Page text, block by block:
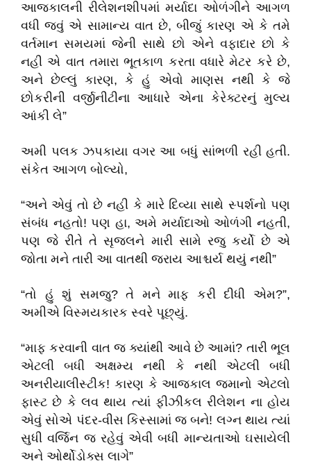
આજકાલની રીલેશનશીપમાં મર્યાદા ઓળંગીને આગળ
વધી જવું એ સામાન્ય વાત છે, બીજું કારણ એ કે તમે
વર્તમાન સમયમાં જેની સાથે છો એને વફાદાર છો કે
નહી એ વાત તમારા ભૂતકાળ કરતા વધારે મેટર કરે છે,
અને છેલ્લું કારણ, કે હું એવો માણસ નથી કે જે
છોકરીની વર્જીનીટીના આધારે એના કેરેક્ટરનું મુલ્ય
આંકી લે”
અમી પલક ઝપકાયા વગર આ બધું સાંભળી રહી હતી.
સંકેત આગળ બોલ્યો,
“અને એવું તો છે નહી કે મારે દિવ્યા સાથે સ્પર્શનો પણ
સંબંધ નહતો! પણ હા, અમે મર્યાદાઓ ઓળંગી નહતી,
પણ જે રીતે તે સૃજલને મારી સામે રજુ કર્યો છે એ
જોતા મને તારી આ વાતથી જરાય આશ્ચર્ય થયું નથી”
“તો હું શું સમજુ? તે મને માફ કરી દીધી એમ?”,
અમીએ વિસ્મયકારક સ્વરે પૂછ્યું.
“માફ કરવાની વાત જ ક્યાંથી આવે છે આમાં? તારી ભૂલ
એટલી બધી અક્ષમ્ય નથી કે નથી એટલી બધી
અનરીયાલીસ્ટીક! કારણ કે આજકાલ જમાનો એટલો
ફાસ્ટ છે કે લવ થાય ત્યાં ફીઝીકલ રીલેશન ના હોય
એવું સોએ પંદર-વીસ કિસ્સામાં જ બને! લગ્ન થાય ત્યાં
સુધી વર્જિન જ રહેવું એવી બધી માન્યતાઓ ઘસાયેલી
અને ઓર્થોડોક્સ લાગે”